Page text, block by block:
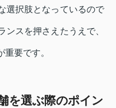
選択肢となっているので
スを押さえたうえで、
要です。
を選ぶ際のポイン